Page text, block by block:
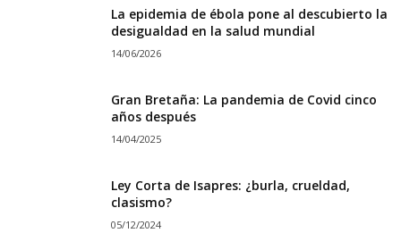
La epidemia de ébola pone al descubierto la
desigualdad en la salud mundial
14/06/2026
Gran Bretaña: La pandemia de Covid cinco
años después
14/04/2025
Ley Corta de Isapres: ¿burla, crueldad,
clasismo?
05/12/2024